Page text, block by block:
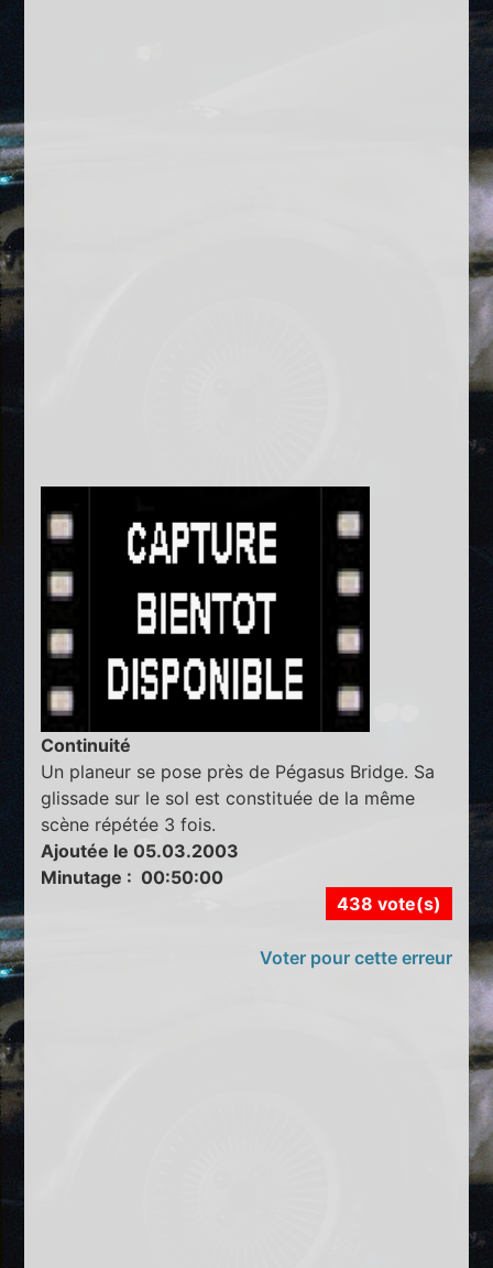
Continuité
Un planeur se pose près de Pégasus Bridge. Sa
glissade sur le sol est constituée de la même
scène répétée 3 fois.
Ajoutée le 05.03.2003
Minutage : 00:50:00
438 vote(s)
Voter pour cette erreur